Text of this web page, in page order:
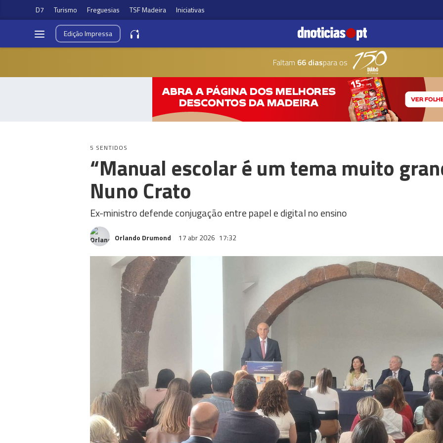
D7 Turismo Freguesias TSF Madeira Iniciativas
EdiçãoImpressa
Faltam 66 diaspara os
5 SENTIDOS
“Manual escolar é um tema muito
Nuno Crato
Ex-ministro defende conjugação entre papel e digital no ensino
Orlando Drumond 17 abr 2026 17:32